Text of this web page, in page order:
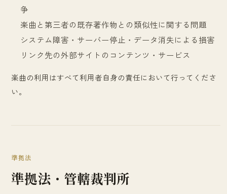
争
楽曲と第三者の既存著作物との類似性に関する問題
システム障害・サーバー停止・データ消失による損害
リンク先の外部サイトのコンテンツ・サービス
楽曲の利用はすべて利用者自身の責任において行ってくださ
い。
準拠法
準拠法・管轄裁判所